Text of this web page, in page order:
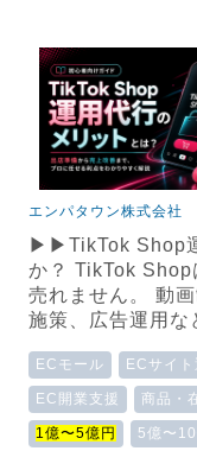
エンパタウン株式会社
▶▶TikTok Shop
か？ TikTok Shop
売れません。 動
施策、広告運用な
ECモール ECサイ
EC開業支援 商品・
1億〜5億円 5億〜